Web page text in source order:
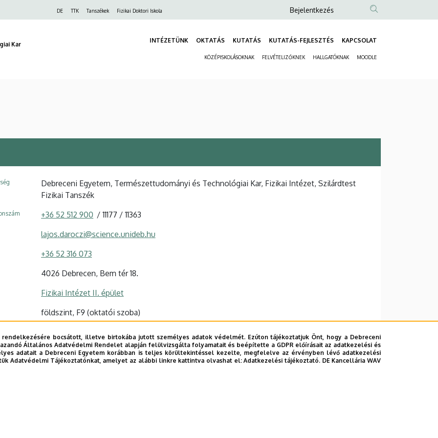
DE TTK Tanszékek Fizikai Doktori Iskola
Anonim
fiók
menüje
Bejelentkezés
Kar INTÉZETÜNK OKTATÁS KUTATÁS KUTATÁS-FEJLESZTÉS KAPCSOLAT
KÖZÉPISKOLÁSOKNAK FELVÉTELIZŐKNEK HALLGATÓKNAK MOODLE
Debreceni Egyetem, Természettudományi és Technológiai Kar, Fizikai Intézet, Szilárdtest
Fizikai Tanszék
+36 52 512 900 11177 11363
lajos.daroczi@science.unideb.hu
+36 52 316 073
4026 Debrecen, Bem tér 18.
Fizikai Intézet II. épület
földszint, F9 (oktatói szoba)
Szervezeti weboldal
Tudóstér profil
bocsátott, illetve birtokába jutott személyes adatok védelmét. Ezúton tájékoztatjuk Önt, hogy a Debreceni
Általános Adatvédelmi Rendelet alapján felülvizsgálta folyamatait és beépítette a GDPR előírásait az adatkezelési és
adatait a Debreceni Egyetem korábban is teljes körültekintéssel kezelte, megfelelve az érvényben lévő adatkezelési
Adatvédelmi Tájékoztatónkat, amelyet az alábbi linkre kattintva olvashat el:Adatkezelési tájékoztató. DE Kancellária WAV